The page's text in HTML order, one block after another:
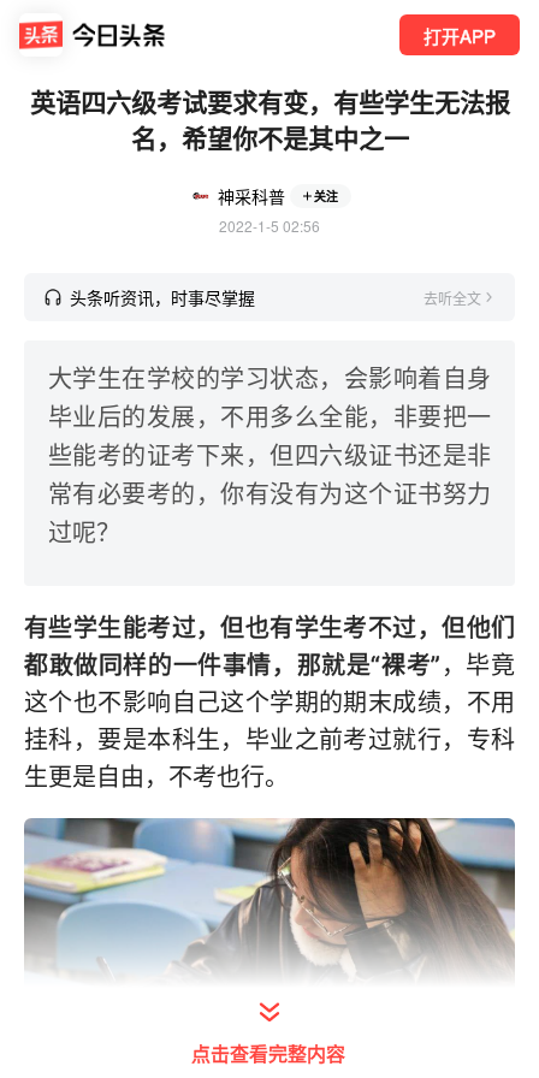
打开APP
英语四六级考试要求有变，有些学生无法报
名，希望你不是其中之一
神采科普 关注
2022-1-5 02:56
头条听资讯，时事尽掌握 去听全文
大学生在学校的学习状态，会影响着自身
毕业后的发展，不用多么全能，非要把一
些能考的证考下来，但四六级证书还是非
常有必要考的，你有没有为这个证书努力
过呢？
有些学生能考过，但也有学生考不过，但他们
都敢做同样的一件事情，那就是“裸考” ，毕竟
这个也不影响自己这个学期的期末成绩，不用
挂科，要是本科生，毕业之前考过就行，专科
生更是自由，不考也行。
点击查看完整内容